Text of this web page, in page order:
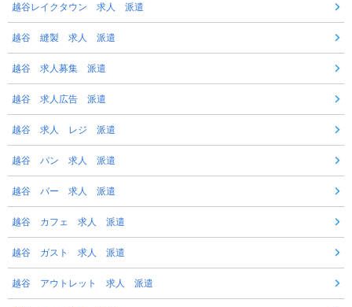
越谷レイクタウン 求人 派遣
越谷 縫製 求人 派遣
越谷 求人募集 派遣
越谷 求人広告 派遣
越谷 求人 レジ 派遣
越谷 パン 求人 派遣
越谷 バー 求人 派遣
越谷 カフェ 求人 派遣
越谷 ガスト 求人 派遣
越谷 アウトレット 求人 派遣